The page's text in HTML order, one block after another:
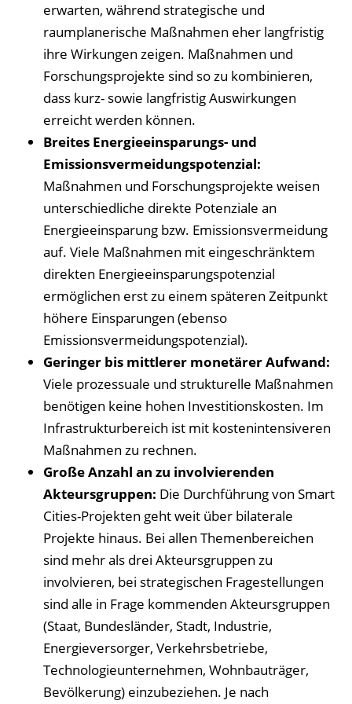
erwarten, während strategische und
raumplanerische Maßnahmen eher langfristig
ihre Wirkungen zeigen. Maßnahmen und
Forschungsprojekte sind so zu kombinieren,
dass kurz- sowie langfristig Auswirkungen
erreicht werden können.
Breites Energieeinsparungs- und
Emissionsvermeidungspotenzial:
Maßnahmen und Forschungsprojekte weisen
unterschiedliche direkte Potenziale an
Energieeinsparung bzw. Emissionsvermeidung
auf. Viele Maßnahmen mit eingeschränktem
direkten Energieeinsparungspotenzial
ermöglichen erst zu einem späteren Zeitpunkt
höhere Einsparungen (ebenso
Emissionsvermeidungspotenzial).
Geringer bis mittlerer monetärer Aufwand:
Viele prozessuale und strukturelle Maßnahmen
benötigen keine hohen Investitionskosten. Im
Infrastrukturbereich ist mit kostenintensiveren
Maßnahmen zu rechnen.
Große Anzahl an zu involvierenden
Akteursgruppen: Die Durchführung von Smart
Cities-Projekten geht weit über bilaterale
Projekte hinaus. Bei allen Themenbereichen
sind mehr als drei Akteursgruppen zu
involvieren, bei strategischen Fragestellungen
sind alle in Frage kommenden Akteursgruppen
(Staat, Bundesländer, Stadt, Industrie,
Energieversorger, Verkehrsbetriebe,
Technologieunternehmen, Wohnbauträger,
Bevölkerung) einzubeziehen. Je nach